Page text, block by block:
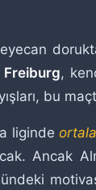
Freiburg,
bu
liginde
Ancak